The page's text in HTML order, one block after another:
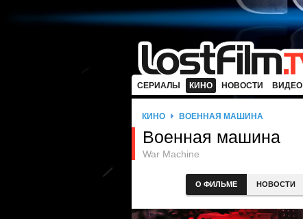
СЕРИАЛЫ КИНО НОВОСТИ ВИДЕО
КИНО ВОЕННАЯ МАШИНА
Военная машина
War Machine
О ФИЛЬМЕ НОВОСТИ